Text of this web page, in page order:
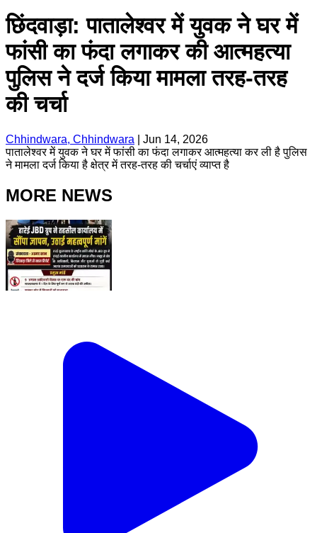
छिंदवाड़ा: पातालेश्वर में युवक ने घर में
फांसी का फंदा लगाकर की आत्महत्या
पुलिस ने दर्ज किया मामला तरह-तरह
की चर्चा
Chhindwara, Chhindwara
Jun 14, 2026
पातालेश्वर में युवक ने घर में फांसी का फंदा लगाकर आत्महत्या कर ली है पुलिस
ने मामला दर्ज किया है क्षेत्र में तरह-तरह की चर्चाएं व्याप्त है
MORE NEWS